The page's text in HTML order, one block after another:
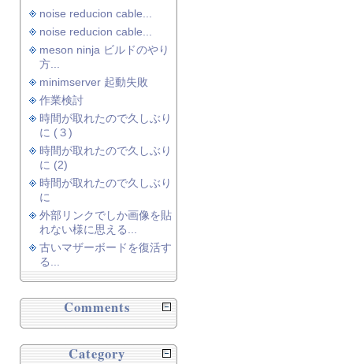
noise reducion cable...
noise reducion cable...
meson ninja ビルドのやり
方...
minimserver 起動失敗
作業検討
時間が取れたので久しぶり
に (３)
時間が取れたので久しぶり
に (2)
時間が取れたので久しぶり
に
外部リンクでしか画像を貼
れない様に思える...
古いマザーボードを復活す
る...
Comments
Category